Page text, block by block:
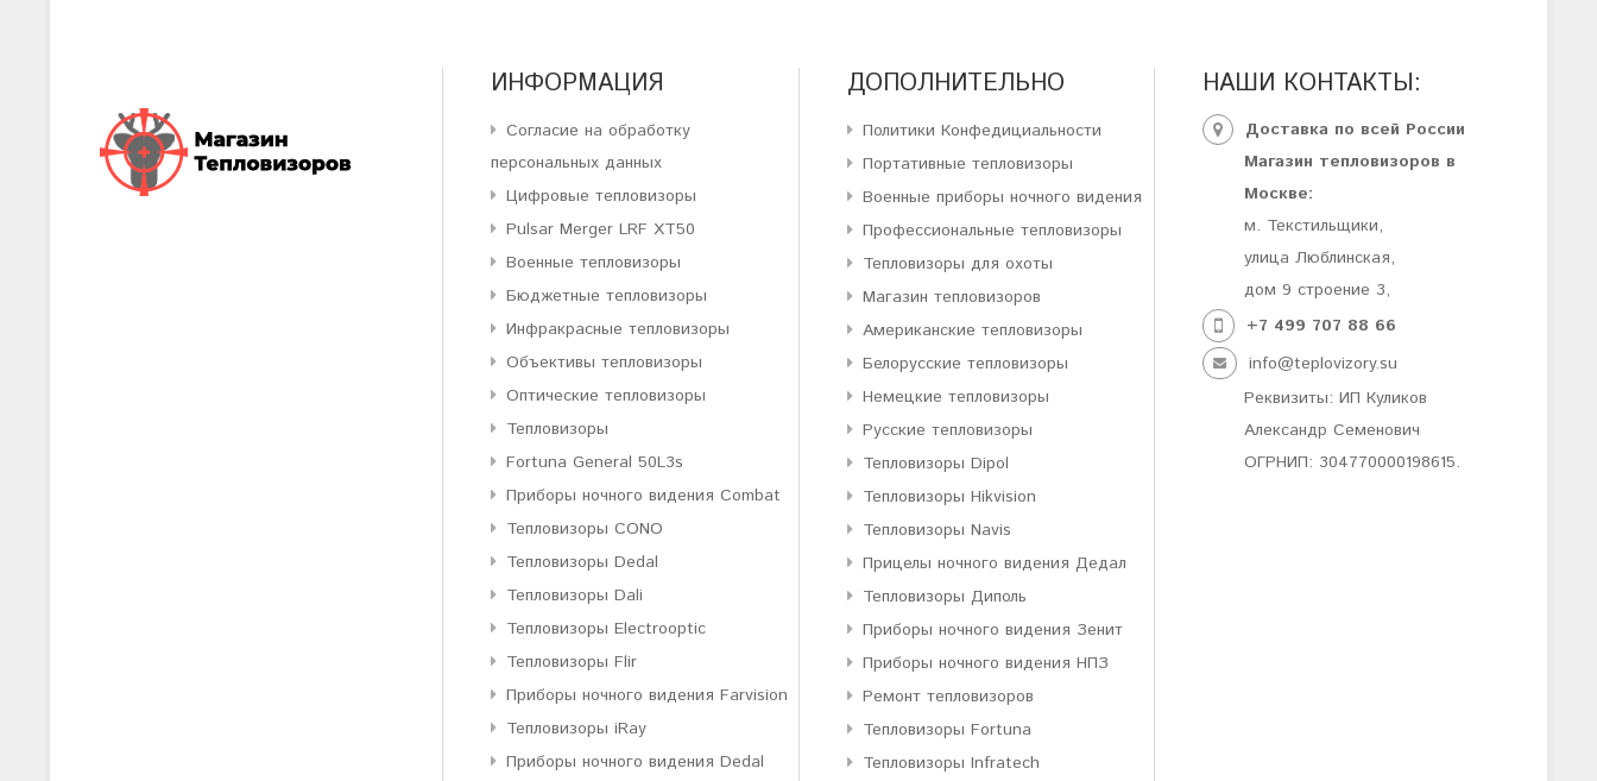
ИНФОРМАЦИЯ
Согласие на обработку
персональных данных
Цифровые тепловизоры
Pulsar Merger LRF XT50
Военные тепловизоры
Бюджетные тепловизоры
Инфракрасные тепловизоры
Объективы тепловизоры
Оптические тепловизоры
Тепловизоры
Fortuna General 50L3s
Приборы ночного видения Combat
Тепловизоры CONO
Тепловизоры Dedal
Тепловизоры Dali
Тепловизоры Electrooptic
Тепловизоры Flir
Приборы ночного видения Farvision
Тепловизоры iRay
Приборы ночного видения Dedal
ДОПОЛНИТЕЛЬНО
Политики Конфедициальности
Портативные тепловизоры
Военные приборы ночного видения
Профессиональные тепловизоры
Тепловизоры для охоты
Магазин тепловизоров
Американские тепловизоры
Белорусские тепловизоры
Немецкие тепловизоры
Русские тепловизоры
Тепловизоры Dipol
Тепловизоры Hikvision
Тепловизоры Navis
Прицелы ночного видения Дедал
Тепловизоры Диполь
Приборы ночного видения Зенит
Приборы ночного видения НПЗ
Ремонт тепловизоров
Тепловизоры Fortuna
Тепловизоры Infratech
НАШИ КОНТАКТЫ:
Доставка по всей России
Магазин тепловизоров в
Москве:
м. Текстильщики,
улица Люблинская,
дом 9 строение 3,
+7 499 707 88 66
info@teplovizory.su
Реквизиты: ИП Куликов
Александр Семенович
ОГРНИП: 304770000198615.